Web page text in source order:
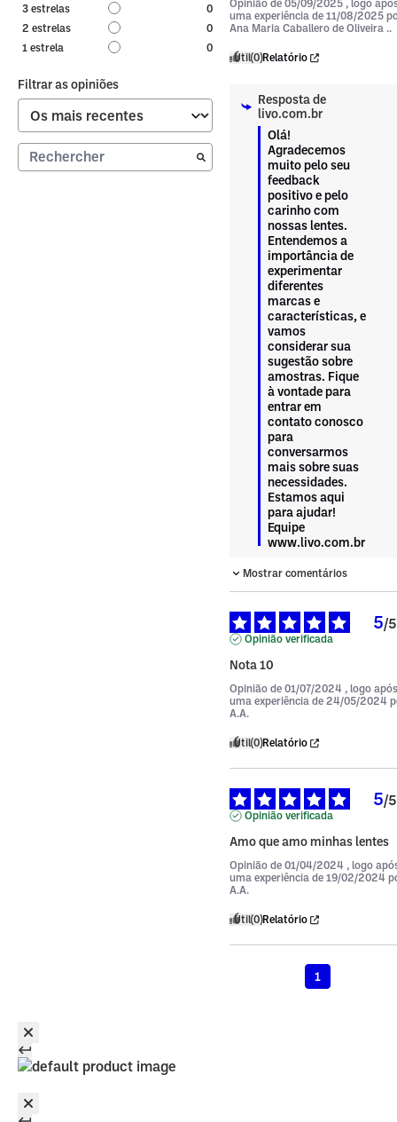
3 estrelas
0
2 estrelas
0
1 estrela 0
Filtrar as opiniões
Opinião de 05/09/2025 , logo
uma experiência de 11/08/2025
Ana Maria Caballero de Oliveira ..
Útil(0)Relatório
Resposta de
livo.com.br
Olá!
Agradecemos
muito pelo seu
feedback
positivo e pelo
carinho com
nossas lentes.
Entendemos a
importância de
experimentar
diferentes
marcas e
características, e
vamos
considerar sua
sugestão sobre
amostras. Fique
à vontade para
entrar em
contato conosco
para
conversarmos
mais sobre suas
necessidades.
Estamos aqui
para ajudar!
Equipe
www.livo.com.br
Mostrar comentários
5/5
Opinião verificada
Nota 10
Opinião de 01/07/2024 , logo após
uma experiência de 24/05/2024
A.A.
Útil(0)Relatório
5/5
Opinião verificada
Amo que amo minhas lentes
Opinião de 01/04/2024 , logo
uma experiência de 19/02/2024
A.A.
Útil(0)Relatório
1